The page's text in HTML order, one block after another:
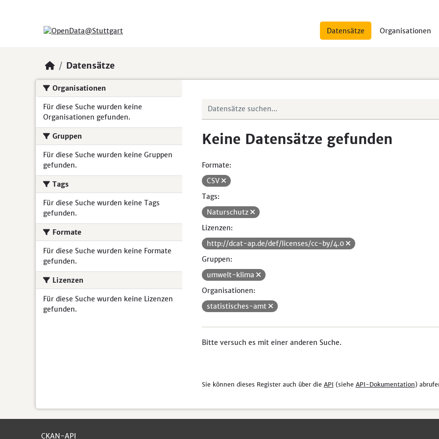
Datensätze Organisationen
Datensätze
Organisationen
Für diese Suche wurden keine
Organisationen gefunden.
Gruppen
Für diese Suche wurden keine Gruppen
gefunden.
Tags
Für diese Suche wurden keine Tags
gefunden.
Formate
Für diese Suche wurden keine Formate
gefunden.
Lizenzen
Für diese Suche wurden keine Lizenzen
gefunden.
Keine Datensätze gefunden
Formate:
CSV
Tags:
Naturschutz
Lizenzen:
http://dcat-ap.de/def/licenses/cc-by/4.0
Gruppen:
umwelt-klima
Organisationen:
statistisches-amt
Bitte versuch es mit einer anderen Suche.
Sie können dieses Register auch über die API (siehe API-Dokumentation)
CKAN-API